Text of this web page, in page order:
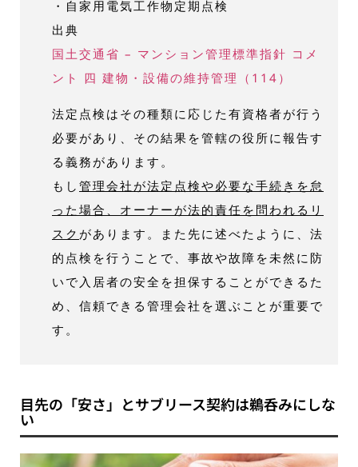
・自家用電気工作物定期点検
出典
国土交通省 – マンション管理標準指針 コメ
ント 四 建物・設備の維持管理（114）
法定点検はその種類に応じた有資格者が行う
必要があり、その結果を管轄の役所に報告す
る義務があります。
もし 管理会社が法定点検や必要な手続きを怠
った場合、オーナーが法的責任を問われるリ
スク があります。また先に述べたように、法
的点検を行うことで、事故や故障を未然に防
いで入居者の安全を担保することができるた
め、信頼できる管理会社を選ぶことが重要で
す。
目先の「安さ」とサブリース契約は鵜呑みにしな
い